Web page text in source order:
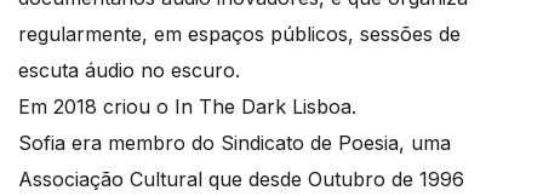
regularmente, em espaços públicos, sessões de
escuta áudio no escuro.
Em 2018 criou o In The Dark Lisboa.
Sofia era membro do Sindicato de Poesia, uma
Associação Cultural que desde Outubro de 1996